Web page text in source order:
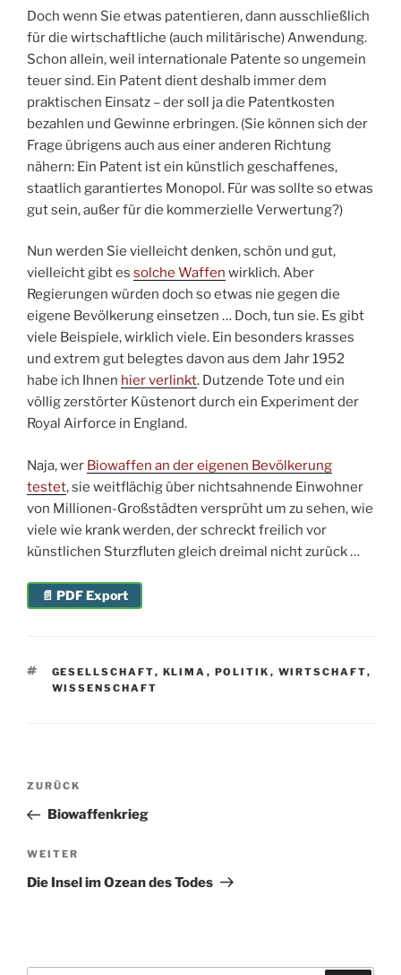
Doch wenn Sie etwas patentieren, dann ausschließlich
für die wirtschaftliche (auch militärische) Anwendung.
Schon allein, weil internationale Patente so ungemein
teuer sind. Ein Patent dient deshalb immer dem
praktischen Einsatz – der soll ja die Patentkosten
bezahlen und Gewinne erbringen. (Sie können sich der
Frage übrigens auch aus einer anderen Richtung
nähern: Ein Patent ist ein künstlich geschaffenes,
staatlich garantiertes Monopol. Für was sollte so etwas
gut sein, außer für die kommerzielle Verwertung?)
Nun werden Sie vielleicht denken, schön und gut,
vielleicht gibt es solche Waffen wirklich. Aber
Regierungen würden doch so etwas nie gegen die
eigene Bevölkerung einsetzen … Doch, tun sie. Es gibt
viele Beispiele, wirklich viele. Ein besonders krasses
und extrem gut belegtes davon aus dem Jahr 1952
habe ich Ihnen hier verlinkt. Dutzende Tote und ein
völlig zerstörter Küstenort durch ein Experiment der
Royal Airforce in England.
Naja, wer Biowaffen an der eigenen Bevölkerung
testet, sie weitflächig über nichtsahnende Einwohner
von Millionen-Großstädten versprüht um zu sehen, wie
viele wie krank werden, der schreckt freilich vor
künstlichen Sturzfluten gleich dreimal nicht zurück …
📄 PDF Export
SCHLAGWÖRTER
GESELLSCHAFT, KLIMA , POLITIK , WIRTSCHAFT,
WISSENSCHAFT
Beitragsnavigation
Vorheriger
Beitrag
ZURÜCK
Biowaffenkrieg
Nächster
Beitrag
WEITER
Die Insel im Ozean des Todes